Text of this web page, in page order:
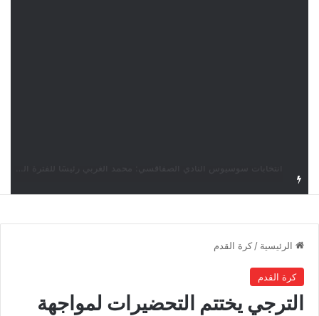
الرئيسية / كرة القدم
كرة القدم
الترجي يختتم التحضيرات لمواجهة